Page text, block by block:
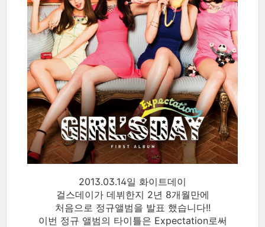
2013.03.14일 화이트데이
걸스데이가 데뷔한지 2년 8개월만에
처음으로 정규앨범을 발표 했습니다!!
이번 정규 앨범의 타이틀은 Expectation로써